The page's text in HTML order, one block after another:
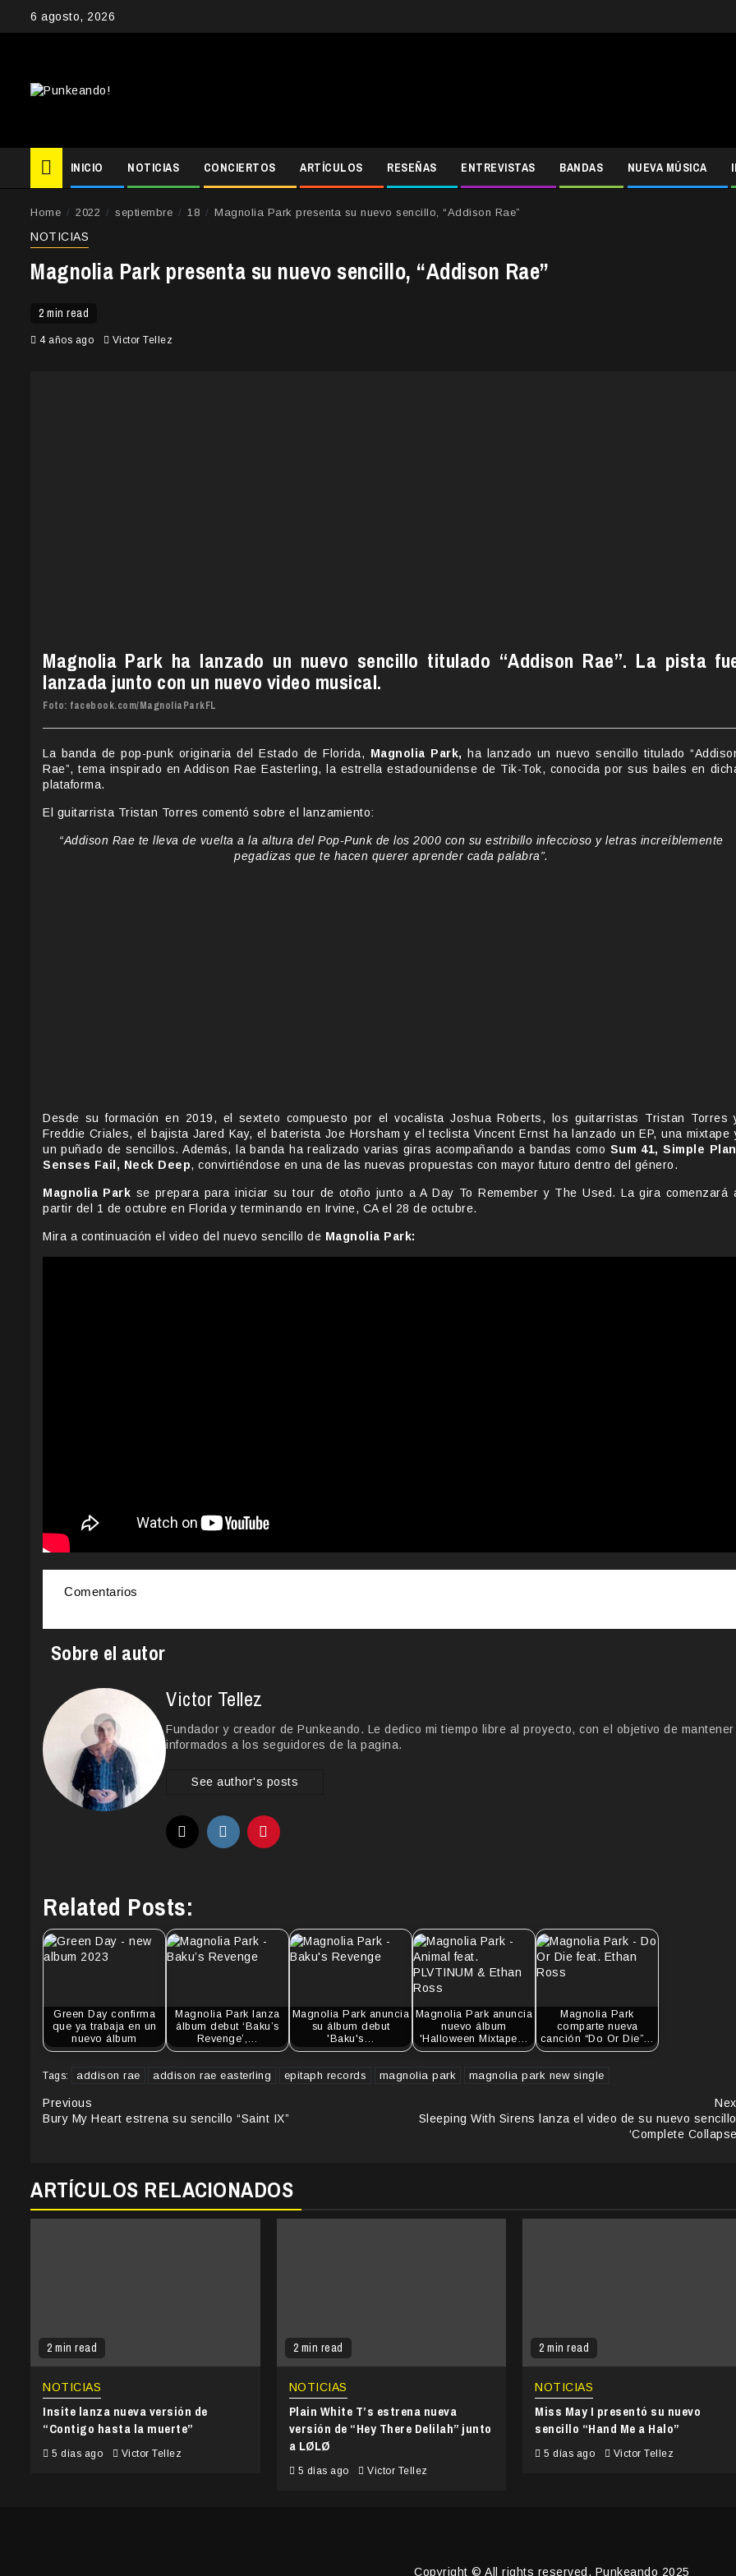
6 agosto, 2026
INICIO NOTICIAS CONCIERTOS ARTÍCULOS RESEÑAS ENTREVISTAS BANDAS NUEVA MÚSICA
Home 2022 septiembre 18 Magnolia Park presenta su nuevo sencillo, “Addison Rae”
NOTICIAS
Magnolia Park presenta su nuevo sencillo, “Addison Rae”
2 min read
4 años ago Victor Tellez
Magnolia Park ha lanzado un nuevo sencillo titulado “Addison Rae”. La pista
lanzada junto con un nuevo video musical.
Foto: facebook.com/MagnoliaParkFL
La banda de pop-punk originaria del Estado de Florida, Magnolia Park,
ha lanzado un nuevo sencillo titulado
Rae”, tema inspirado en Addison Rae Easterling, la estrella estadounidense de Tik-Tok, conocida por sus bailes en
plataforma.
El guitarrista Tristan Torres comentó sobre el lanzamiento:
“Addison Rae te lleva de vuelta a la altura del Pop-Punk de los 2000 con su estribillo infeccioso y letras increíblemente
pegadizas que te hacen querer aprender cada palabra”.
Desde su formación en 2019, el sexteto compuesto por el vocalista Joshua Roberts, los guitarristas Tristan Torres
Freddie Criales, el bajista Jared Kay, el baterista Joe Horsham y el teclista Vincent Ernst ha lanzado un EP, una mixtape
un puñado de sencillos. Además, la banda ha realizado varias giras acompañando a bandas como Sum 41, Simple
Senses Fail, Neck Deep, convirtiéndose en una de las nuevas propuestas con mayor futuro dentro del género.
Magnolia Park se prepara para iniciar su tour de otoño junto a A Day To Remember y The Used. La gira comenzará
partir del 1 de octubre en Florida y terminando en Irvine, CA el 28 de octubre.
Mira a continuación el video del nuevo sencillo de Magnolia Park:
Comentarios
Sobre el autor
Victor Tellez
Fundador y creador de Punkeando. Le dedico mi tiempo libre al proyecto, con el objetivo de mantener
informados a los seguidores de la pagina.
See author's posts
Related Posts:
Green Day confirma
que ya trabaja en un
nuevo álbum
Magnolia Park lanza
álbum debut ‘Baku’s
Revenge’,…
Magnolia Park anuncia
su álbum debut
'Baku's…
Magnolia Park anuncia
nuevo álbum
'Halloween Mixtape…
Magnolia Park
comparte nueva
canción “Do Or Die”…
Tags: addison rae addison rae easterling epitaph records magnolia park magnolia park new single
Continue
Reading
Previous
Bury My Heart estrena su sencillo “Saint IX”
Sleeping With Sirens lanza el video de su nuevo
‘Complete
ARTÍCULOS RELACIONADOS
2 min read
NOTICIAS
Insite lanza nueva versión de
“Contigo hasta la muerte”
5 días ago Victor Tellez
2 min read
NOTICIAS
Plain White T’s estrena nueva
versión de “Hey There Delilah” junto
a LØLØ
5 días ago Victor Tellez
2 min read
NOTICIAS
Miss May I presentó su nuevo
sencillo “Hand Me a Halo”
5 días ago Victor Tellez
Copyright © All rights reserved. Punkeando 2025